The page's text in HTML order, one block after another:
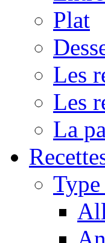
Plat
Les
Les
La